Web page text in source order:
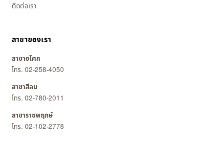
ติดต่อเรา
สาขาของเรา
สาขาอโศก
โทร. 02-258-4050
สาขาสีลม
โทร. 02-780-2011
สาขาราชพฤกษ์
โทร. 02-102-2778